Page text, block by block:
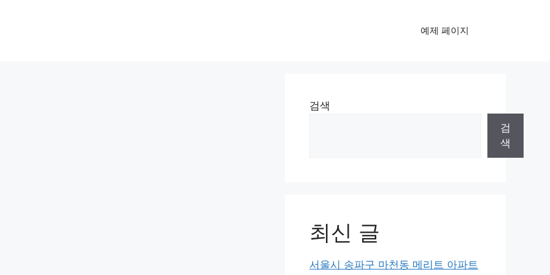
예제 페이지
검색
검
색
최신 글
서울시 송파구 마천동 메리트 아파트